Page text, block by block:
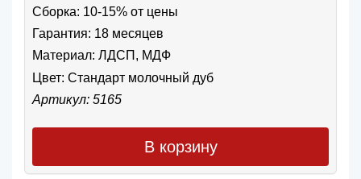
Сборка: 10-15% от цены
Гарантия: 18 месяцев
Материал: ЛДСП, МДФ
Цвет: Стандарт молочный дуб
Артикул: 5165
В корзину